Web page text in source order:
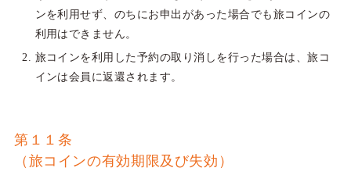
ンを利用せず、のちにお申出があった場合でも旅コインの
利用はできません。
旅コインを利用した予約の取り消しを行った場合は、旅コ
インは会員に返還されます。
第１１条
（旅コインの有効期限及び失効）